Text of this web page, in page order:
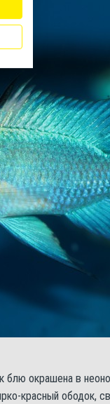
окрашена в
красный ободок,